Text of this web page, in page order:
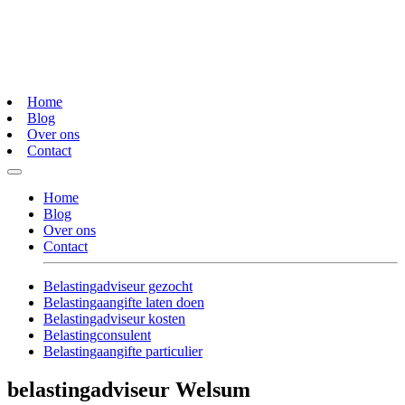
Home
Blog
Over ons
Contact
Home
Blog
Over ons
Contact
Belastingadviseur gezocht
Belastingaangifte laten doen
Belastingadviseur kosten
Belastingconsulent
Belastingaangifte particulier
belastingadviseur Welsum